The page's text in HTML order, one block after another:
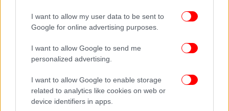
I want to allow my user data to be sent to
Google for online advertising purposes.
I want to allow Google to send me
personalized advertising.
I want to allow Google to enable storage
related to analytics like cookies on web or
device identifiers in apps.